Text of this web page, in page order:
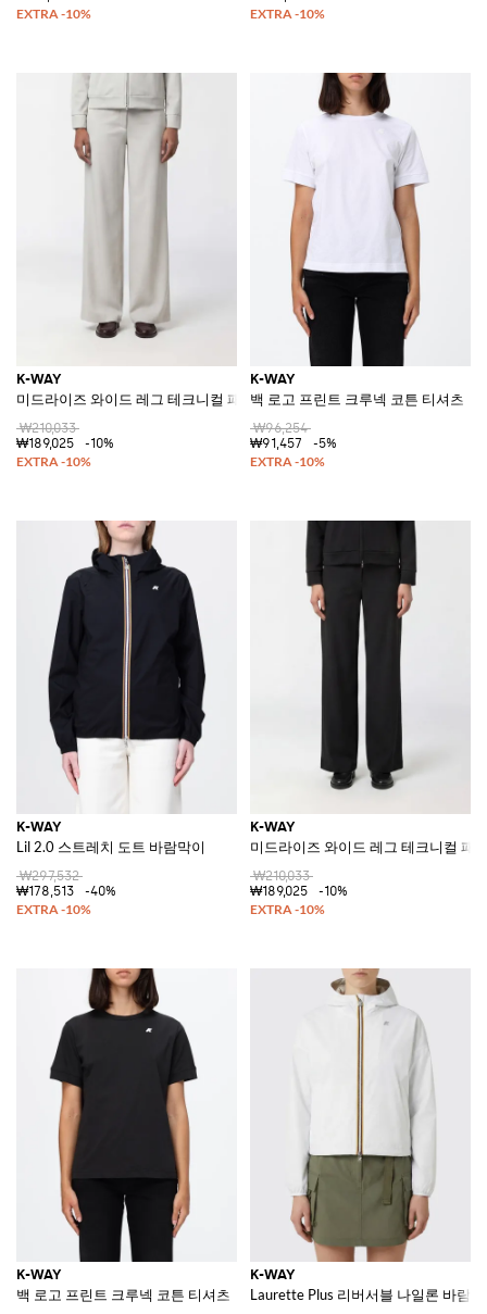
K-WAY
미드라이즈 와이드 레그 테크니컬 패브릭 트라우저, 슬랜트 포켓
₩210,033
₩189,025
-10%
K-WAY
백 로고 프린트 크루넥 코튼 티셔츠
₩96,254
₩91,457
-5%
K-WAY
Lil 2.0 스트레치 도트 바람막이
₩297,532
₩178,513
-40%
K-WAY
미드라이즈 와이드 레그 테크니컬 패
₩210,033
₩189,025
-10%
K-WAY
백 로고 프린트 크루넥 코튼 티셔츠
K-WAY
Laurette Plus 리버서블 나일론 바람